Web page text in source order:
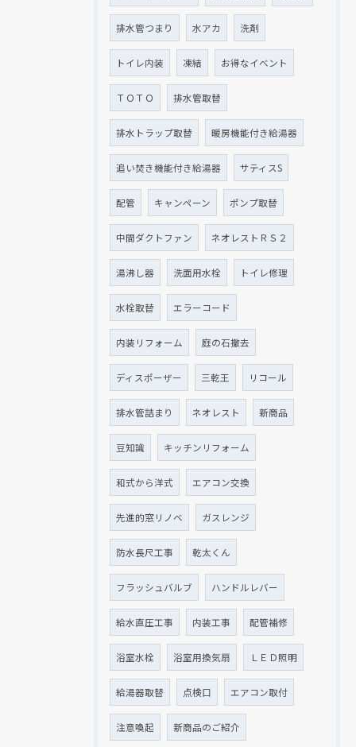
排水管つまり 水アカ 洗剤
トイレ内装 凍結 お得なイベント
ＴＯＴＯ 排水管取替
排水トラップ取替 暖房機能付き給湯器
追い焚き機能付き給湯器 サティスS
配管 キャンペーン ポンプ取替
中間ダクトファン ネオレストＲＳ２
湯沸し器 洗面用水栓 トイレ修理
水栓取替 エラーコード
内装リフォーム 庭の石撤去
ディスポーザー 三乾王 リコール
排水管詰まり ネオレスト 新商品
豆知識 キッチンリフォーム
和式から洋式 エアコン交換
先進的窓リノベ ガスレンジ
防水長尺工事 乾太くん
フラッシュバルブ ハンドルレバー
給水直圧工事 内装工事 配管補修
浴室水栓 浴室用換気扇 ＬＥＤ照明
給湯器取替 点検口 エアコン取付
注意喚起 新商品のご紹介